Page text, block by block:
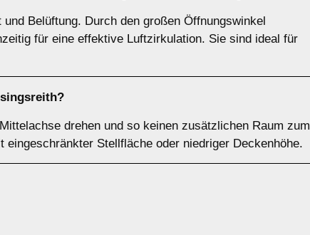
Belüftung. Durch den großen Öffnungswinkel
für eine effektive Luftzirkulation. Sie sind ideal für
drehen und so keinen zusätzlichen Raum zum
Stellfläche oder niedriger Deckenhöhe.